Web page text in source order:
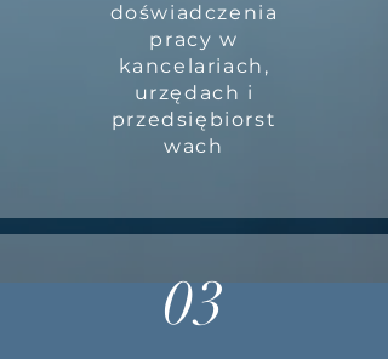
doświadczenia
pracy w
kancelariach,
urzędach i
przedsiębiorst
wach
03